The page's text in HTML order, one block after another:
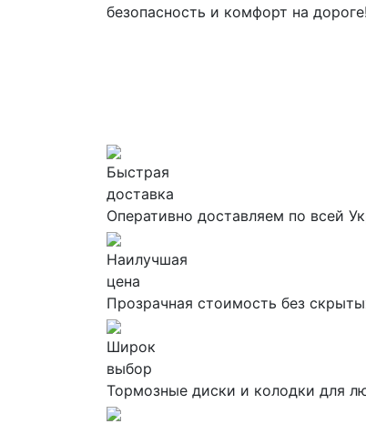
безопасность и комфорт на дороге!
Быстрая
доставка
Оперативно доставляем по всей
Наилучшая
цена
Прозрачная стоимость без
Широк
выбор
Тормозные диски и колодки для